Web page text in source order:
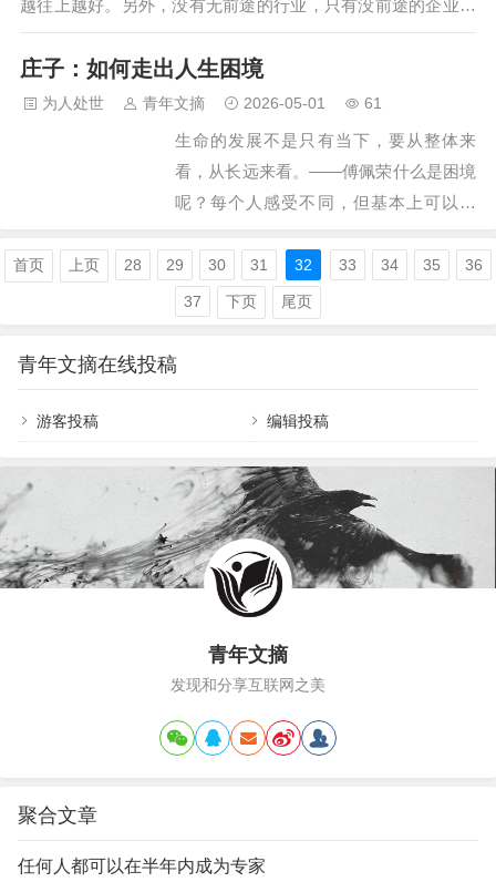
探。2、生活经验的缺乏第一次组建家
时候的矛盾，多半…
越往上越好。另外，没有无前途的行业，只有没前途的企业与
个人。如果有机遇的话，在这个十年进行创业尝试也无不可。
因为创业本身是创意、机遇与热情三者的产物，所以在二十五
到三十五岁的年纪如果有这三者的结合时，应当去做。创业非
一般人的经历，从职涯与人生看，这十年要做到三点。一是学
会最基本的技能，比如听话、做事、沟通的基本技能，比如时
间管理，比如安排业余生活与工作的平衡等生命中最基本的技
庄子：如何走出人生困境
为人处世 青年文摘 2026-05-01 61
生命的发展不是只有当下，要从整体来
看，从长远来看。——傅佩荣什么是困境
呢？每个人感受不同，但基本上可以分
境，最容易被掌握到。庄子：如何走出人
生困境譬如，现在全世界新冠肺炎的疫
命受到威胁，不能自由活动，这当然是一
种困境。除此之外，还有疾病、身体伤
残，遭遇战乱、危机，还包括经济方面遇
般人难以想象的困境我所知道最严重的困
境，是这样一个故事。二战的时候，德军
占领波兰，大量迫害…
首页 上页 28 29 30 31 32 33 34 35 36
37 下页 尾页
青年文摘在线投稿
游客投稿 编辑投稿
青年文摘
发现和分享互联网之美
聚合文章
任何人都可以在半年内成为专家